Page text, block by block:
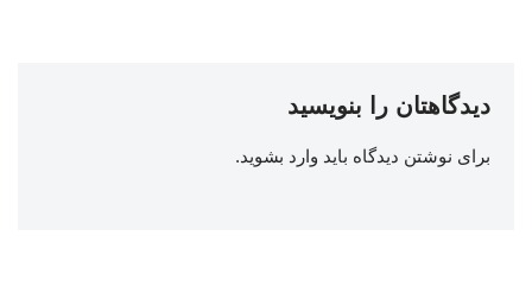
دیدگاهتان را بنویسید
برای نوشتن دیدگاه باید وارد بشوید.